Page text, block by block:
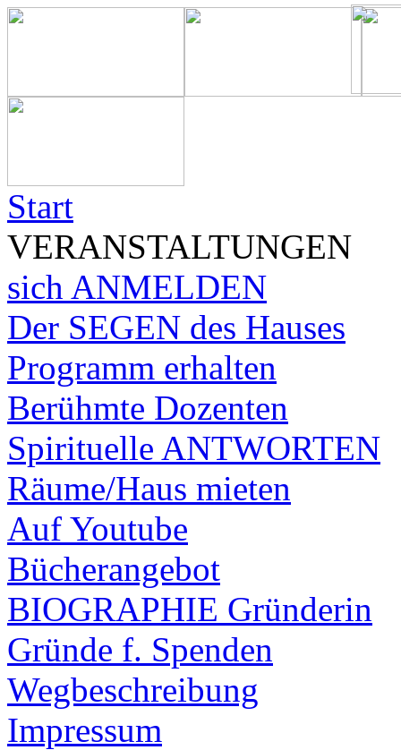
Start
VERANSTALTUNGEN
sich ANMELDEN
Der SEGEN des Hauses
Programm erhalten
Berühmte Dozenten
Spirituelle ANTWORTEN
Räume/Haus mieten
Auf Youtube
Bücherangebot
BIOGRAPHIE Gründerin
Gründe f. Spenden
Wegbeschreibung
Impressum